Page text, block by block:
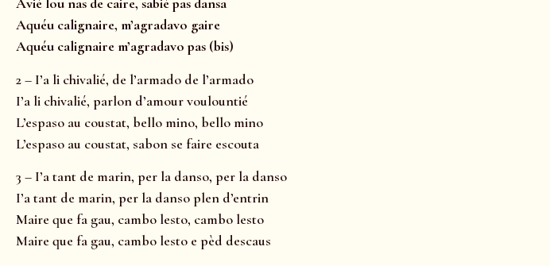
Aquéu calignaire, m’agradavo gaire
Aquéu calignaire m’agradavo pas (bis)
2 – I’a li chivalié, de l’armado de l’armado
I’a li chivalié, parlon d’amour voulountié
L’espaso au coustat, bello mino, bello mino
L’espaso au coustat, sabon se faire escouta
3 – I’a tant de marin, per la danso, per la danso
I’a tant de marin, per la danso plen d’entrin
Maire que fa gau, cambo lesto, cambo lesto
Maire que fa gau, cambo lesto e pèd descaus